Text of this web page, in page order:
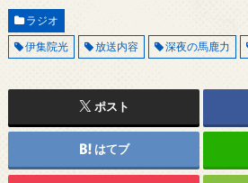
ラジオ
伊集院光
放送内容 深夜の馬鹿力
ポスト
はてブ